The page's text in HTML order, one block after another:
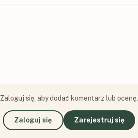
Zaloguj się, aby dodać komentarz lub ocenę.
Zaloguj się Zarejestruj się